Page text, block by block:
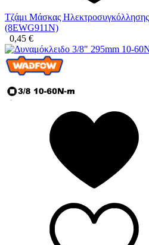
Τζάμι Μάσκας
(8EWG911N)
0,45 €